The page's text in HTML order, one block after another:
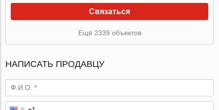
Связаться
Ещё 2339 объектов
НАПИСАТЬ ПРОДАВЦУ